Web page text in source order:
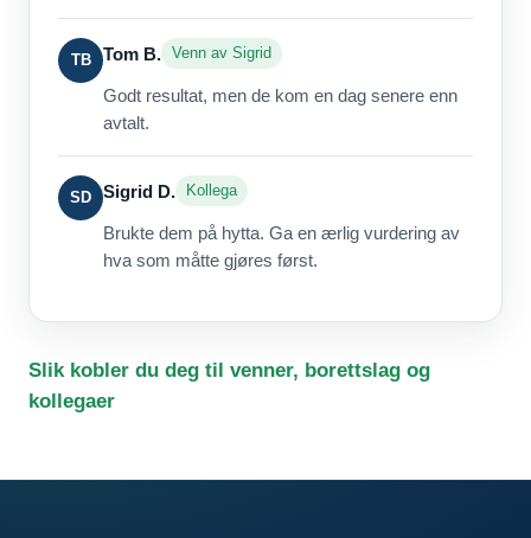
TB Tom B. Venn av Sigrid
Godt resultat, men de kom en dag senere enn
avtalt.
SD Sigrid D. Kollega
Brukte dem på hytta. Ga en ærlig vurdering av
hva som måtte gjøres først.
Slik kobler du deg til venner, borettslag og
kollegaer